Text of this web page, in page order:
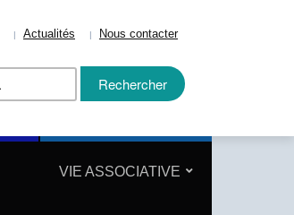
Actualités Nous contacter
Rechercher :
VIE ASSOCIATIVE